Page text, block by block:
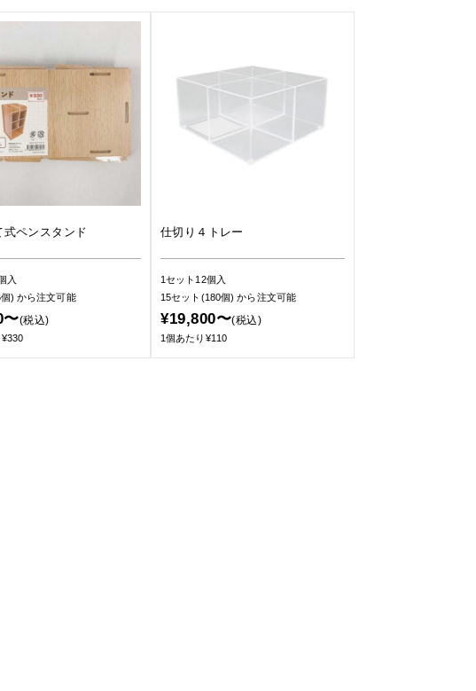
式ペンスタンド
入
) から注文可能
〜(税込)
仕切り４トレー
1セット12個入
15セット(180個)から注文可能
¥19,800〜(税込)
1個あたり¥110